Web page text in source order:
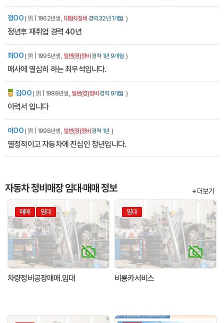
정OO( 男 | 1962년생 ,대형차정비 경력 32년 1개월 )
정년후 재취업 경력 40년
최OO( 男 | 1995년생 , 일반(경)정비 경력 1년 9개월 )
매사에 열심히 하는 최우석입니다.
잡에티켓
김OO( 男 | 1988년생 , 일반(경)정비 경력 9개월 )
이력서 입니다
이OO( 男 | 1998년생 , 일반(경)정비 경력 1년 )
열정적이고 자동차에 진심인 청년입니다.
자동차 정비매장 임대·매매 정보 + 더보기
매매 임대
차량정비공장매매.임대
임대
비룡카서비스